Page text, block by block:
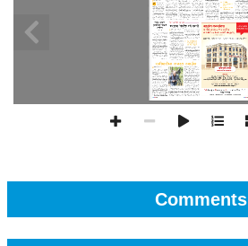
Comments